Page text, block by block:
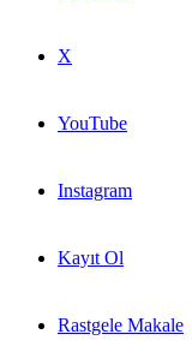
X
YouTube
Instagram
Kayıt Ol
Rastgele Makale